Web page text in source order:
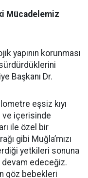
Mücadelemiz
yapının korunması
Başkanı Dr.
eşsiz kıyı
ve içerisinde
ile özel bir
gibi Muğla’mızı
yetkileri sonuna
devam edeceğiz.
göz bebekleri